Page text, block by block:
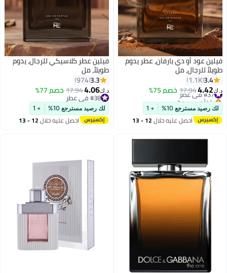
فيلين عود أو دي بارفان، عطر يدوم
طويلاً للرجال، مل
3.4
1.1K
د.ك‏4.42
17.94خصم 75% #37 في عطر
بتخلّص بسرعة
#37 في عطر
لك رصيد مسترجع 10% + 1
احصل عليه خلال 12 - 13
فيلين عطر كلاسيكي للرجال، يدوم
طويلاً، مل
3.3
974
د.ك‏4.06
17.94خصم 77%
#38 في عطر
#38 في عطر
لك رصيد مسترجع 10% + 1
احصل عليه خلال 12 - 13